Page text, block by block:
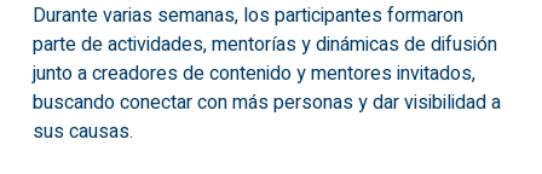
Durante varias semanas, los participantes formaron
parte de actividades, mentorías y dinámicas de difusión
junto a creadores de contenido y mentores invitados,
buscando conectar con más personas y dar visibilidad a
sus causas.